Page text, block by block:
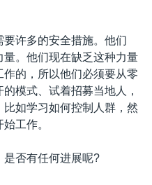
许多的安全措施。他们
。他们现在缺乏这种力量
的，所以他们必须要从零
模式、试着招募当地人，
如学习如何控制人群，然
工作。
是否有任何进展呢?